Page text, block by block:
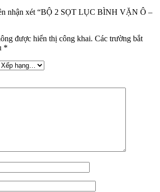
nhận xét “BỘ 2 SỌT LỤC BÌNH VẶN Ô –
được hiển thị công khai. Các trường bắt
*